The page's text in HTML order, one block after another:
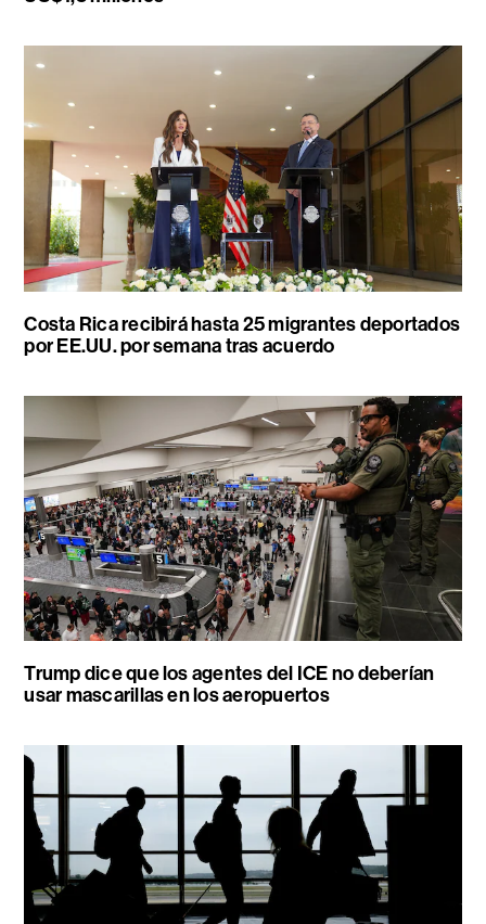
Costa Rica recibirá hasta 25 migrantes deportados
por EE.UU. por semana tras acuerdo
Trump dice que los agentes del ICE no deberían
usar mascarillas en los aeropuertos